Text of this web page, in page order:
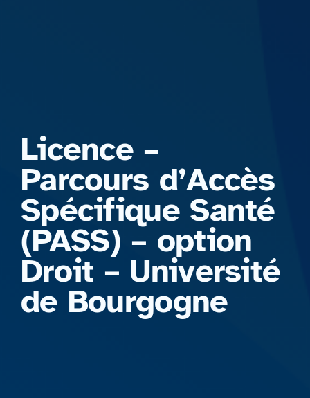
Licence –
Parcours d’Accès
Spécifique Santé
(PASS) – option
Droit – Université
de Bourgogne